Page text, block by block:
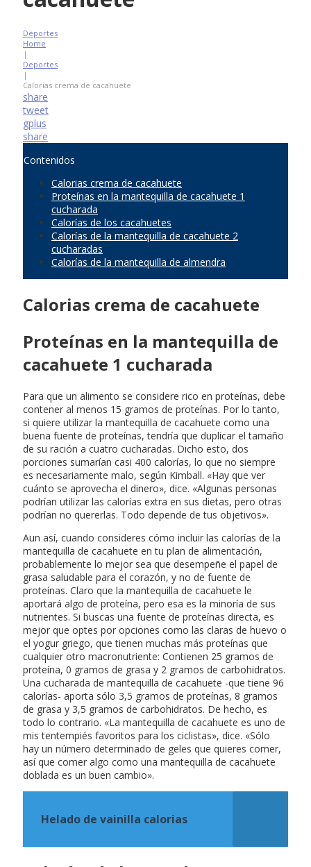
Deportes
Home
|
Deportes
|
Calorias crema de cacahuete
share
tweet
gplus
share
Contenidos
Calorias crema de cacahuete
Proteínas en la mantequilla de cacahuete 1
cucharada
Calorías de los cacahuetes
Calorías de la mantequilla de cacahuete 2
cucharadas
Calorías de la mantequilla de almendra
Calorias crema de cacahuete
Proteínas en la mantequilla de
cacahuete 1 cucharada
Para que un alimento se considere rico en proteínas, debe
contener al menos 15 gramos de proteínas. Por lo tanto,
si quiere utilizar la mantequilla de cacahuete como una
buena fuente de proteínas, tendría que duplicar el tamaño
de su ración a cuatro cucharadas. Dicho esto, dos
porciones sumarían casi 400 calorías, lo que no siempre
es necesariamente malo, según Kimball. «Hay que ver
cuánto se aprovecha el dinero», dice. «Algunas personas
podrían utilizar las calorías extra en sus dietas, pero otras
podrían no quererlas. Todo depende de tus objetivos».
Aun así, cuando consideres cómo incluir las calorías de la
mantequilla de cacahuete en tu plan de alimentación,
probablemente lo mejor sea que desempeñe el papel de
grasa saludable para el corazón, y no de fuente de
proteínas. Claro que la mantequilla de cacahuete le
aportará algo de proteína, pero esa es la minoría de sus
nutrientes. Si buscas una fuente de proteínas directa, es
mejor que optes por opciones como las claras de huevo o
el yogur griego, que tienen muchas más proteínas que
cualquier otro macronutriente: Contienen 25 gramos de
proteína, 0 gramos de grasa y 2 gramos de carbohidratos.
Una cucharada de mantequilla de cacahuete -que tiene 96
calorías- aporta sólo 3,5 gramos de proteínas, 8 gramos
de grasa y 3,5 gramos de carbohidratos. De hecho, es
todo lo contrario. «La mantequilla de cacahuete es uno de
mis tentempiés favoritos para los ciclistas», dice. «Sólo
hay un número determinado de geles que quieres comer,
así que comer algo como una mantequilla de cacahuete
doblada es un buen cambio».
Helado de vainilla calorias